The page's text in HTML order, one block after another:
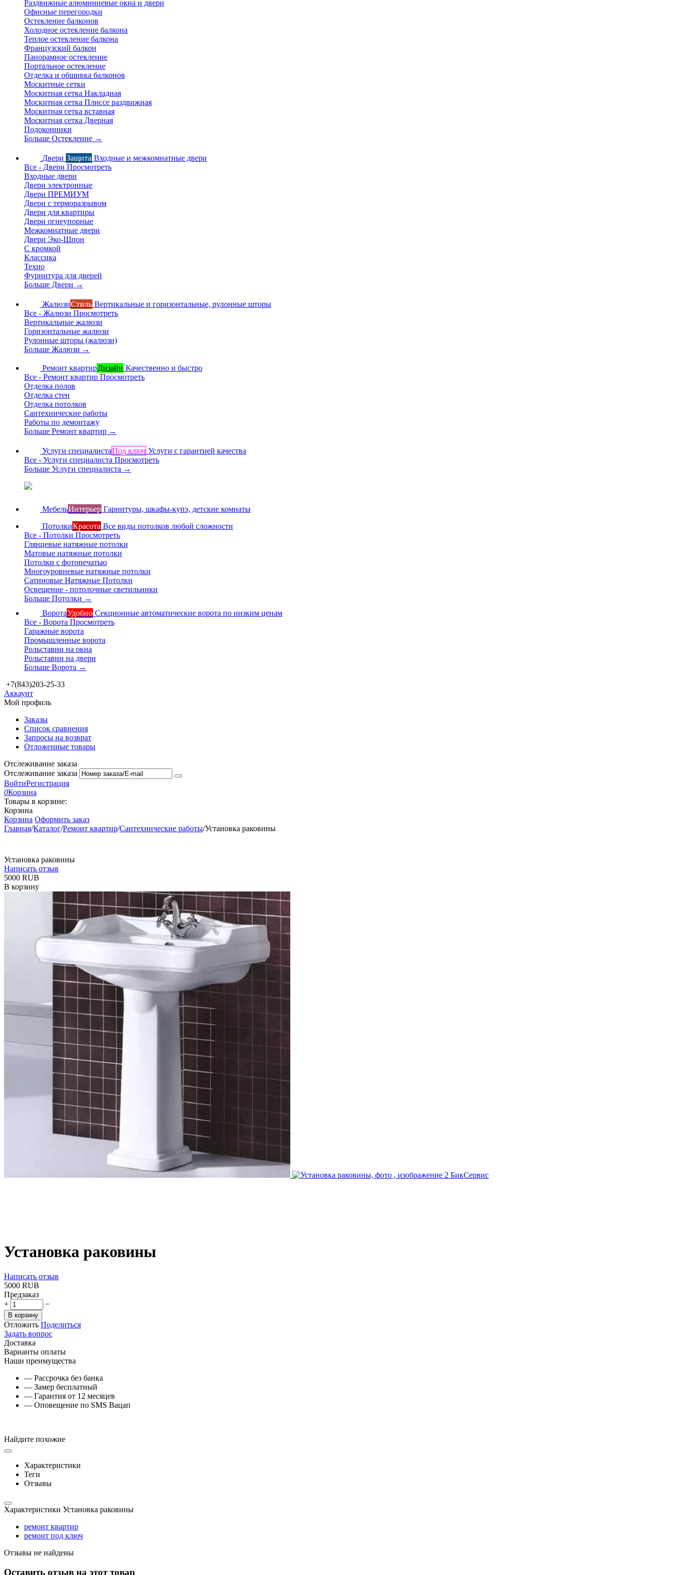
Раздвижные алюминиевые окна и двери
Офисные перегородки
Остекление балконов
Холодное остекление балкона
Теплое остекление балкона
Французский балкон
Панорамное остекление
Портальное остекление
Отделка и обшивка балконов
Москитные сетки
Москитная сетка Накладная
Москитная сетка Плиссе раздвижная
Москитная сетка вставная
Москитная сетка Дверная
Подоконники
Больше Остекление →
Двери Защита Входные и межкомнатные двери
Все - Двери Просмотреть
Входные двери
Двери электронные
Двери ПРЕМИУМ
Двери с терморазрывом
Двери для квартиры
Двери огнеупорные
Межкомнатные двери
Двери Эко-Шпон
С кромкой
Классика
Техно
Фурнитура для дверей
Больше Двери →
ЖалюзиСтиль Вертикальные и горизонтальные, рулонные шторы
Все - Жалюзи Просмотреть
Вертикальные жалюзи
Горизонтальные жалюзи
Рулонные шторы (жалюзи)
Больше Жалюзи →
Ремонт квартирДизайн Качественно и быстро
Все - Ремонт квартир Просмотреть
Отделка полов
Отделка стен
Отделка потолков
Сантехнические работы
Работы по демонтажу
Больше Ремонт квартир →
Услуги специалистаПод ключ Услуги с гарантией качества
Все - Услуги специалиста Просмотреть
Больше Услуги специалиста →
МебельИнтерьер Гарнитуры, шкафы-купэ, детские комнаты
ПотолкиКрасота Все виды потолков любой сложности
Все - Потолки Просмотреть
Глянцевые натяжные потолки
Матовые натяжные потолки
Потолки с фотопечатью
Многоуровневые натяжные потолки
Сатиновые Натяжные Потолки
Освещение - потолочные светильники
Больше Потолки →
ВоротаУдобно Секционные автоматические ворота по низким ценам
Все - Ворота Просмотреть
Гаражные ворота
Промышленные ворота
Рольставни на окна
Рольставни на двери
Больше Ворота →
+7(843)203-25-33
Аккаунт
Мой профиль
Заказы
Список сравнения
Запросы на возврат
Отложенные товары
Отслеживание заказа
Отслеживание заказа
ВойтиРегистрация
0Корзина
Товары в корзине:
Корзина
Корзина Оформить заказ
Главная/Каталог/Ремонт квартир/Сантехнические работы/Установка раковины
Установка раковины
Написать отзыв
‍5000‍ RUB
В корзину
Установка раковины
Написать отзыв
‍5000‍ RUB
Предзаказ
+
−
В корзину
Отложить Поделиться
Задать вопрос
Доставка
Варианты оплаты
Наши преимущества
— Рассрочка без банка
— Замер бесплатный
— Гарантия от 12 месяцев
— Оповещение по SMS Вацап
Найдите похожие
Характеристики
Теги
Отзывы
Характеристики Установка раковины
ремонт квартир
ремонт под ключ
Отзывы не найдены
Оставить отзыв на этот товар